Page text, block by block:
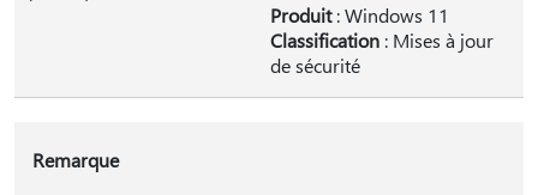
Produit: Windows 11
Classification : Mises à jour
de sécurité
Remarque